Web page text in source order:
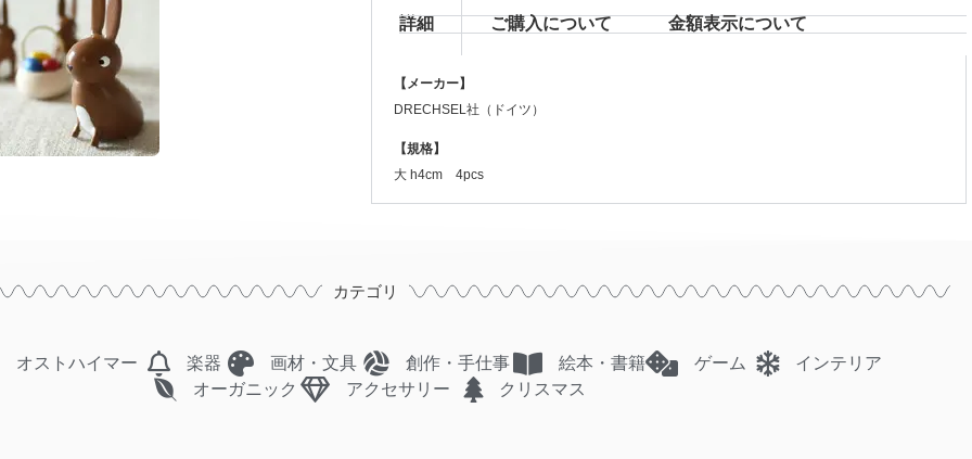
詳細 ご購入について ⾦額表⽰について
【メーカー】
DRECHSEL社（ドイツ）
【規格】
大 h4cm 4pcs
カテゴリ
オストハイマー 楽器 画材・文具 創作・手仕事 絵本・書籍 ゲーム
インテリア
オーガニック
アクセサリー クリスマス